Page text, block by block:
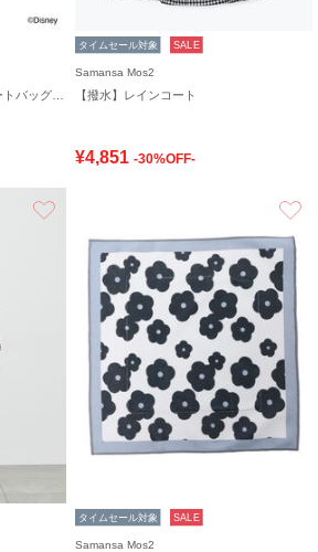
タイムセール対象 SALE
Samansa Mos2
【撥水】レインコート
¥4,851 -30%OFF-
タイムセール対象 SALE
Samansa Mos2